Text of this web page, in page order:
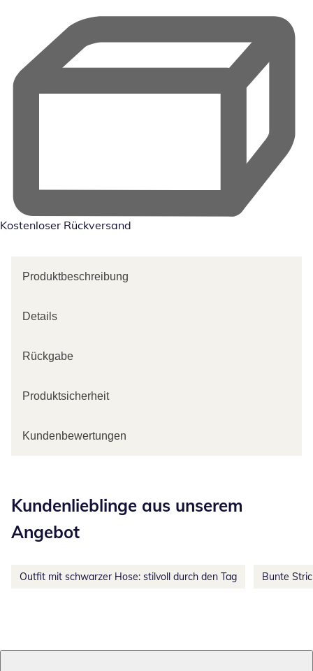
Kostenloser Rückversand
Produktbeschreibung
Details
Rückgabe
Produktsicherheit
Kundenbewertungen
Kundenlieblinge aus unserem
Angebot
Outfit mit schwarzer Hose: stilvoll durch den Tag Bunte